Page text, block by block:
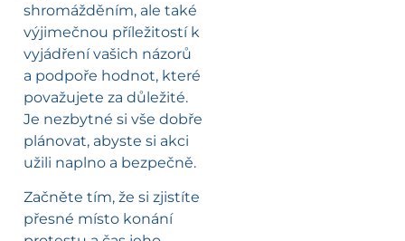
shromážděním, ale také
výjimečnou příležitostí k
vyjádření vašich názorů
a podpoře hodnot, které
považujete za důležité.
Je nezbytné si vše dobře
plánovat, abyste si akci
užili naplno a bezpečně.
Začněte tím, že si zjistíte
přesné místo konání